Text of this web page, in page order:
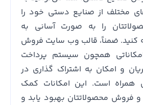
مختلف از صنایع دستی خود را
را به صورت آسانی به
کنید. ضمناً، قالب وب سایت فروش
همچون سیستم پرداخت
و امکان به اشتراک گذاری در
همراه است. این امکانات کمک
و فروش محصولاتتان بهبود یابد و